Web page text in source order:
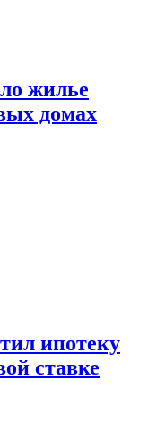
жилье
домах
ипотеку
ставке